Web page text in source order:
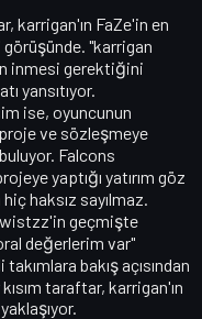
karrigan'ın FaZe'in en
"karrigan
inmesi gerektiğini
yansıtıyor.
ise, oyuncunun
ve sözleşmeye
buluyor. Falcons
yaptığı yatırım göz
haksız sayılmaz.
geçmişte
değerlerim var"
bakış açısından
taraftar, karrigan'ın